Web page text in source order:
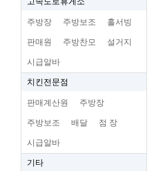
주방장 주방보조 홀서빙
판매원 주방찬모 설거지
시급알바
치킨전문점
판매계산원 주방장
주방보조 배달 점 장
시급알바
기타